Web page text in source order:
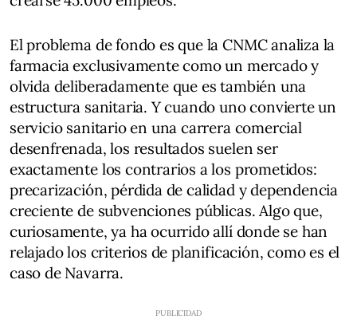
El problema de fondo es que la CNMC analiza la
farmacia exclusivamente como un mercado y
olvida deliberadamente que es también una
estructura sanitaria. Y cuando uno convierte un
servicio sanitario en una carrera comercial
desenfrenada, los resultados suelen ser
exactamente los contrarios a los prometidos:
precarización, pérdida de calidad y dependencia
creciente de subvenciones públicas. Algo que,
curiosamente, ya ha ocurrido allí donde se han
relajado los criterios de planificación, como es el
caso de Navarra.